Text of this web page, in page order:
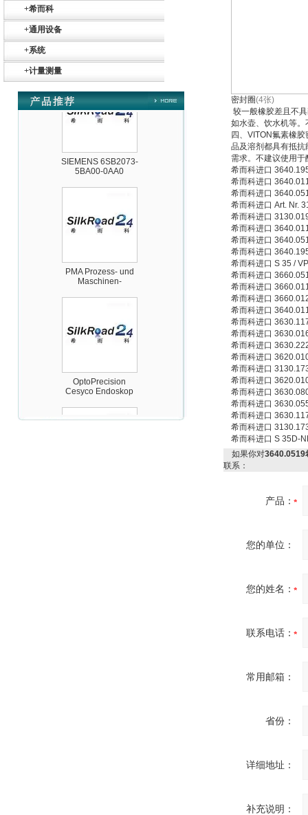
+希而科
+通用设备
+系统
+计量测量
ZIGOR
SIEMENS 6SB2073-
5BA00-0AA0
PMA Prozess- und
Maschinen-
Automation GmbH
OptoPrecision
Cesyco Endoskop
HTO 38 内窥镜
密封圈(4张)
较一般橡胶差且不
如水壶、饮水机等
四、VITON氟素橡
品及溶剂都具有抵
需求。不建议使用
希而科进口
希而科进口
希而科进口
希而科进口 Art. Nr.
希而科进口
希而科进口
希而科进口
希而科进口
希而科进口 S 35 /
希而科进口
希而科进口
希而科进口
希而科进口
希而科进口
希而科进口
希而科进口
希而科进口
希而科进口
希而科进口
希而科进口
希而科进口
希而科进口
希而科进口
希而科进口 S 35D-
如果你对3640.0519
联系：
产品：
您的单位：
您的姓名：
联系电话：
常用邮箱：
省份：
详细地址：
补充说明：